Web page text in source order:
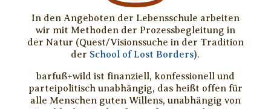
In den Angeboten der Lebensschule arbeiten
wir mit Methoden der Prozessbegleitung in
der Natur (Quest/Visionssuche in der Tradition
der School of Lost Borders).
barfuß+wild ist finanziell, konfessionell und
parteipolitisch unabhängig, das heißt offen für
alle Menschen guten Willens, unabhängig von